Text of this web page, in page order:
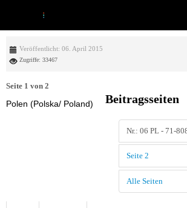
Veröffentlicht: 06. April 2015
Zugriffe: 33467
Beitragsseiten
Nr.: 06 PL - 71-
Seite 2
Alle Seiten
Seite 1 von 2
Polen (Polska/ Poland)